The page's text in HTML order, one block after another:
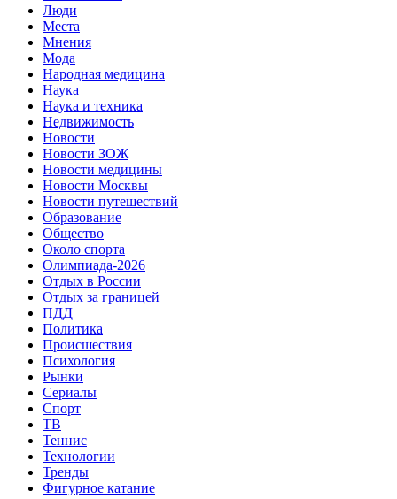
Люди
Места
Мнения
Мода
Народная медицина
Наука
Наука и техника
Недвижимость
Новости
Новости ЗОЖ
Новости медицины
Новости Москвы
Новости путешествий
Образование
Общество
Около спорта
Олимпиада-2026
Отдых в России
Отдых за границей
ПДД
Политика
Происшествия
Психология
Рынки
Сериалы
Спорт
ТВ
Теннис
Технологии
Тренды
Фигурное катание